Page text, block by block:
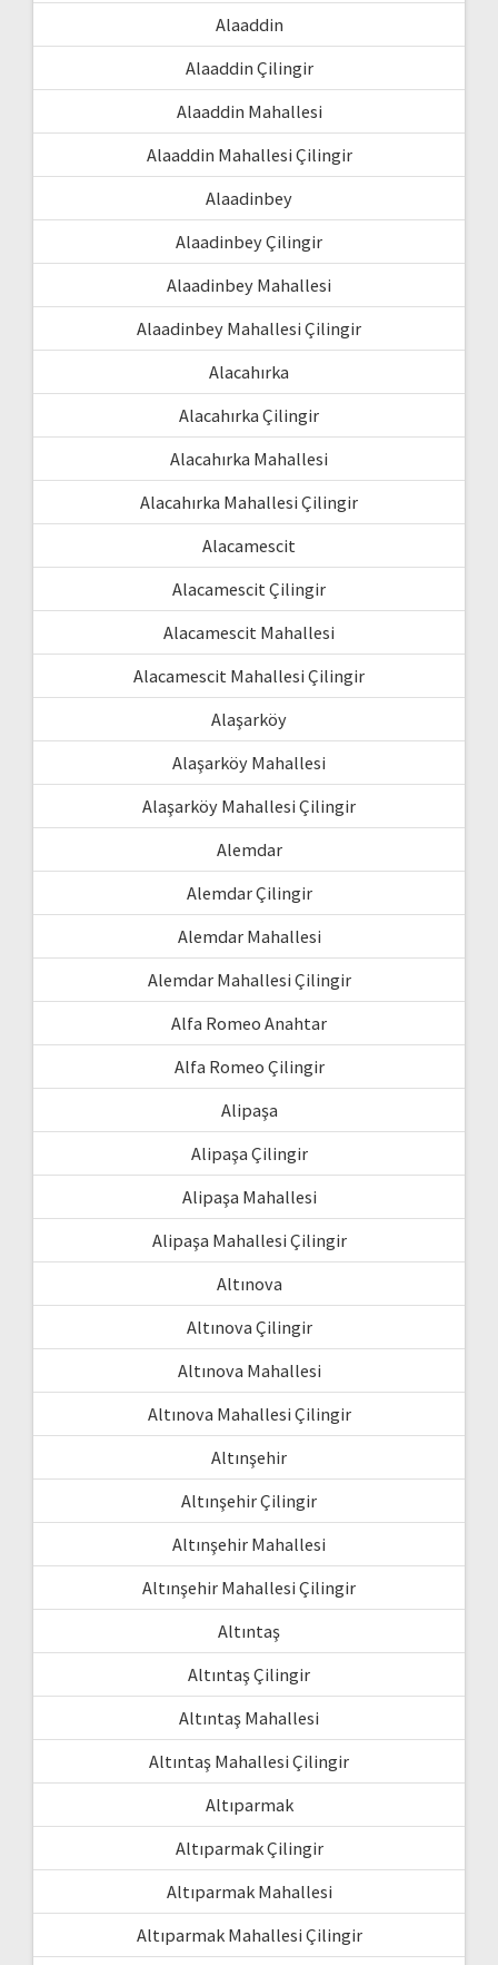
Alaaddin
Alaaddin Çilingir
Alaaddin Mahallesi
Alaaddin Mahallesi Çilingir
Alaadinbey
Alaadinbey Çilingir
Alaadinbey Mahallesi
Alaadinbey Mahallesi Çilingir
Alacahırka
Alacahırka Çilingir
Alacahırka Mahallesi
Alacahırka Mahallesi Çilingir
Alacamescit
Alacamescit Çilingir
Alacamescit Mahallesi
Alacamescit Mahallesi Çilingir
Alaşarköy
Alaşarköy Mahallesi
Alaşarköy Mahallesi Çilingir
Alemdar
Alemdar Çilingir
Alemdar Mahallesi
Alemdar Mahallesi Çilingir
Alfa Romeo Anahtar
Alfa Romeo Çilingir
Alipaşa
Alipaşa Çilingir
Alipaşa Mahallesi
Alipaşa Mahallesi Çilingir
Altınova
Altınova Çilingir
Altınova Mahallesi
Altınova Mahallesi Çilingir
Altınşehir
Altınşehir Çilingir
Altınşehir Mahallesi
Altınşehir Mahallesi Çilingir
Altıntaş
Altıntaş Çilingir
Altıntaş Mahallesi
Altıntaş Mahallesi Çilingir
Altıparmak
Altıparmak Çilingir
Altıparmak Mahallesi
Altıparmak Mahallesi Çilingir